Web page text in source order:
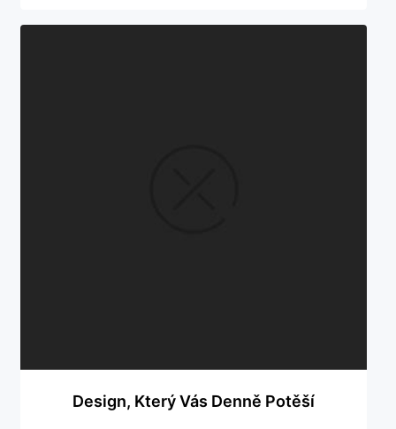
Design, Který Vás Denně Potěší